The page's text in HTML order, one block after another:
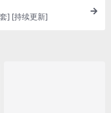
] [持续更新]